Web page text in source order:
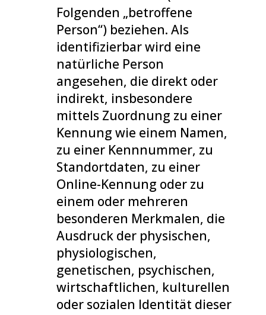
Folgenden „betroffene
Person“) beziehen. Als
identifizierbar wird eine
natürliche Person
angesehen, die direkt oder
indirekt, insbesondere
mittels Zuordnung zu einer
Kennung wie einem Namen,
zu einer Kennnummer, zu
Standortdaten, zu einer
Online-Kennung oder zu
einem oder mehreren
besonderen Merkmalen, die
Ausdruck der physischen,
physiologischen,
genetischen, psychischen,
wirtschaftlichen, kulturellen
oder sozialen Identität dieser